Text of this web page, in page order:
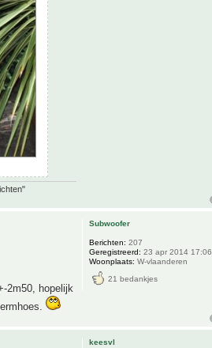
2m50, hopelijk
Subwoofer
Berichten: 207
Geregistreerd: 23 apr 2014 17:06
Woonplaats: W-vlaanderen
21 bedankjes
keesvl